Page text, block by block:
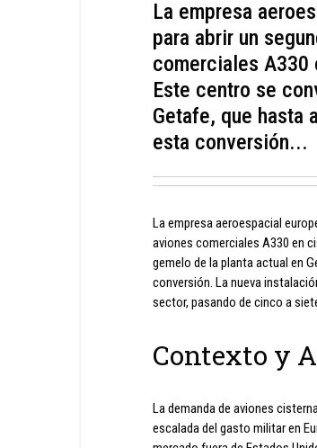
La empresa
para abrir un
comerciales A330
Este centro se
Getafe, que hasta
esta conversión...
La empresa aeroespacial
aviones comerciales A330 en
gemelo de la planta actual en
conversión. La nueva
sector, pasando de cinco a
Contexto y
La demanda de aviones
escalada del gasto militar en